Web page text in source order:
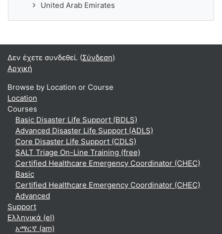
United Arab Emirates
Δεν έχετε συνδεθεί. (Σύνδεση)
Αρχική
Browse by Location or Course
Location
Courses
Basic Disaster Life Support (BDLS)
Advanced Disaster Life Support (ADLS)
Core Disaster Life Support (CDLS)
SALT Triage On-Line Training (free)
Certified Healthcare Emergency Coordinator (CHEC)
Basic
Certified Healthcare Emergency Coordinator (CHEC)
Advanced
Support
Ελληνικά ‎(el)‎
አማርኛ ‎(am)‎